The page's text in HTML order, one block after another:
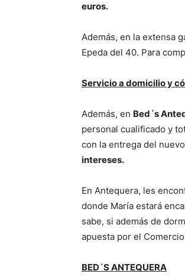
euros.
Además, en la extensa
Epeda del 40. Para
Servicio a domicilio y
Además, en Bed´s
personal cualificado y
con la entrega del
intereses.
En Antequera, les
donde María estará
sabe, si además de
apuesta por el
BED´S ANTEQUERA